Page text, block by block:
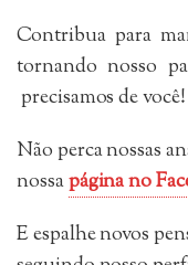
Contribua para
tornando nosso
precisamos de você!
Não perca nossas
nossapágina no
E espalhe novos